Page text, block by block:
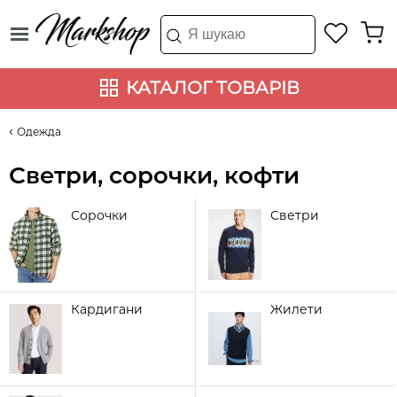
КАТАЛОГ ТОВАРІВ
Одежда
Светри, сорочки, кофти
Сорочки Светри
Кардигани Жилети